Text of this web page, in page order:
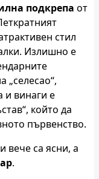
подкрепа от
стил
Излишно е
„селесао“,
и винаги е
който да
първенство.
вече са ясни, а
.